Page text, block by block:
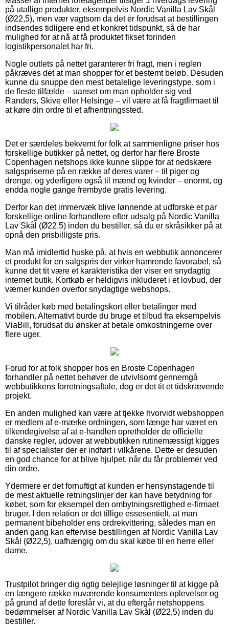
på utallige produkter, eksempelvis Nordic Vanilla Lav Skål
(Ø22,5), men vær vagtsom da det er forudsat at bestillingen
indsendes tidligere end et konkret tidspunkt, så de har
mulighed for at nå at få produktet fikset forinden
logistikpersonalet har fri.
Nogle outlets på nettet garanterer fri fragt, men i reglen
påkræves det at man shopper for et bestemt beløb. Desuden
kunne du snuppe den mest betalelige leveringstype, som i
de fleste tilfælde – uanset om man opholder sig ved
Randers, Skive eller Helsinge – vil være at få fragtfirmaet til
at køre din ordre til et afhentningssted.
Det er særdeles bekvemt for folk at sammenligne priser hos
forskellige butikker på nettet, og derfor har flere Broste
Copenhagen netshops ikke kunne slippe for at nedskære
salgspriserne på en række af deres varer – til piger og
drenge, og yderligere også til mænd og kvinder – enormt, og
endda nogle gange frembyde gratis levering.
Derfor kan det immervæk blive lønnende at udforske et par
forskellige online forhandlere efter udsalg på Nordic Vanilla
Lav Skål (Ø22,5) inden du bestiller, så du er skråsikker på at
opnå den prisbilligste pris.
Man må imidlertid huske på, at hvis en webbutik annoncerer
et produkt for en salgspris der virker hamrende favorabel, så
kunne det tit være et karakteristika der viser en snydagtig
internet butik. Kortkøb er heldigvis inkluderet i et lovbud, der
værner kunden overfor snydagtige webshops.
Vi tilråder køb med betalingskort eller betalinger med
mobilen. Alternativt burde du bruge et tilbud fra eksempelvis
ViaBill, forudsat du ønsker at betale omkostningerne over
flere uger.
Forud for at folk shopper hos en Broste Copenhagen
forhandler på nettet behøver de utvivlsomt gennemgå
webbutikkens forretningsaftale, dog er det tit et tidskrævende
projekt.
En anden mulighed kan være at tjekke hvorvidt webshoppen
er medlem af e-mærke ordningen, som længe har været en
tilkendegivelse af at e-handlen opretholder de officielle
danske regler, udover at webbutikken rutinemæssigt kigges
til af specialister der er indført i vilkårene. Dette er desuden
en god chance for at blive hjulpet, når du får problemer ved
din ordre.
Ydermere er det fornuftigt at kunden er hensynstagende til
de mest aktuelle retningslinjer der kan have betydning for
købet, som for eksempel den ombytningsrettighed e-firmaet
bruger. I den relation er det tillige essesentielt, at man
permanent bibeholder ens ordrekvittering, således man en
anden gang kan eftervise bestillingen af Nordic Vanilla Lav
Skål (Ø22,5), uafhængig om du skal købe til en herre eller
dame.
Trustpilot bringer dig rigtig belejlige løsninger til at kigge på
en længere række nuværende konsumenters oplevelser og
på grund af dette foreslår vi, at du eftergår netshoppens
bedømmelser af Nordic Vanilla Lav Skål (Ø22,5) inden du
bestiller.